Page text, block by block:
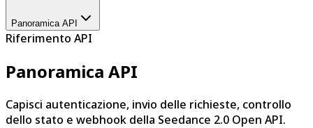
Panoramica API
Riferimento API
Panoramica API
Capisci autenticazione, invio delle richieste, controllo
dello stato e webhook della Seedance 2.0 Open API.